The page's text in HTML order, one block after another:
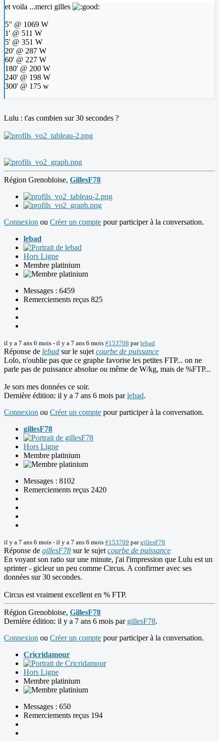
et voila ...merci gilles
5" @ 1069 W
1' @ 511 W
5' @ 351 W
20' @ 287 W
60' @ 227 W
180' @ 200 W
240' @ 198 W
300' @ 175 w
Lulu : t'as combien sur 30 secondes ?
Région Grenobloise, GillesF78
Connexion ou Créer un compte pour participer à la conversation.
lebad
Hors Ligne
Membre platinium
Messages : 6459
Remerciements reçus 825
il y a 7 ans 6 mois - il y a 7 ans 6 mois #153708 parlebad
Réponse de lebad sur le sujet courbe de puissance
Lolo, n'oublie pas que ce graphe favorise les petites FTP... on ne
parle pas de puissance absolue ou même de W/kg, mais de %FTP...
Je sors mes données ce soir.
Dernière édition: il y a 7 ans 6 mois parlebad.
Connexion ou Créer un compte pour participer à la conversation.
gillesF78
Hors Ligne
Membre platinium
Messages : 8102
Remerciements reçus 2420
il y a 7 ans 6 mois - il y a 7 ans 6 mois #153709 pargillesF78
Réponse de gillesF78 sur le sujet courbe de puissance
En voyant son ratio sur une minute, j'ai l'impression que Lulu est un
sprinter - gicleur un peu comme Circus. A confirmer avec ses
données sur 30 secondes.
Circus est vraiment excellent en % FTP.
Région Grenobloise, GillesF78
Dernière édition: il y a 7 ans 6 mois par gillesF78.
Connexion ou Créer un compte pour participer à la conversation.
Cricridamour
Hors Ligne
Membre platinium
Messages : 650
Remerciements reçus 194